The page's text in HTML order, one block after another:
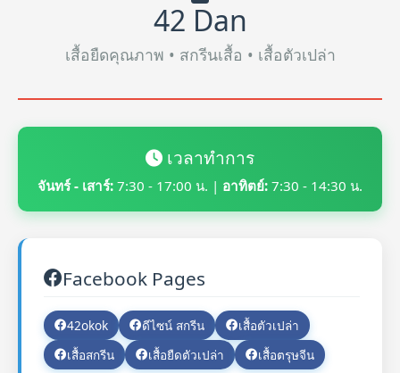
42 Dan
เสื้อยืดคุณภาพ • สกรีนเสื้อ • เสื้อตัวเปล่า
เวลาทำการ
จันทร์ - เสาร์: 7:30 - 17:00 น. | อาทิตย์: 7:30 - 14:30 น.
Facebook Pages
42okok ดีไซน์ สกรีน
เสื้อตัวเปล่า
เสื้อสกรีน
เสื้อยืดตัวเปล่า เสื้อตรุษจีน